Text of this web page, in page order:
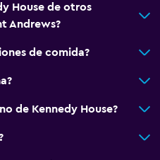
House de otros
Andrews?
de comida?
de Kennedy House?